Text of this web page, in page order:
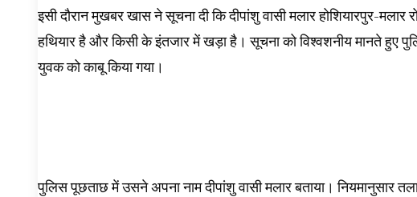
इसी दौरान मुखबर खास ने सूचना दी कि दीपांशु वासी मलार होशियारपुर-
हथियार है और किसी के इंतजार में खड़ा है। सूचना को विश्वशनीय मानते हुए
युवक को काबू किया गया।
पुलिस पूछताछ में उसने अपना नाम दीपांशु वासी मलार बताया। नियमानुसार